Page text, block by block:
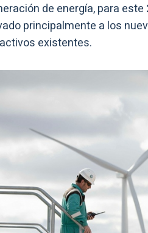
de energía, para
principalmente a los
existentes.